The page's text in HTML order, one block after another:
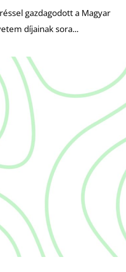
gazdagodott a Magyar
díjainak sora...